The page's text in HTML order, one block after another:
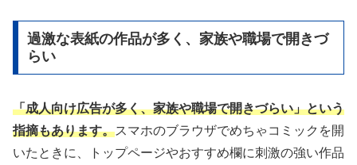
過激な表紙の作品が多く、家族や職場で開きづ
らい
「成人向け広告が多く、家族や職場で開きづらい」という
指摘もあります。スマホのブラウザでめちゃコミックを開
いたときに、トップページやおすすめ欄に刺激の強い作品